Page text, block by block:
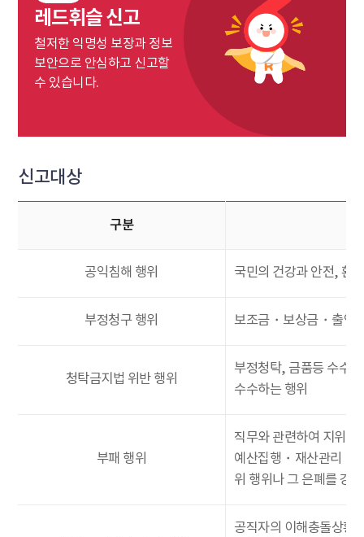
레드휘슬 신고
철저한 익명성 보장과 정보
보안으로 안심하고 신고할
수 있습니다.
신고대상
구분
공익침해 행위 국민의 건강과 안전, 환
부정청구 행위 보조금・보상금・출연
청탁금지법 위반 행위
부정청탁, 금품등 수수,
수수하는 행위
부패 행위
직무와 관련하여 지위・
예산집행・재산관리・
위 행위나 그 은폐를 강
공직자의 이해충돌상황